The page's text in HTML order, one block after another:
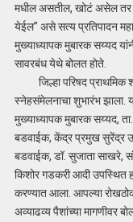
मधील असतील, खोटं असेल तर
येईल” असे सत्य प्रतिपादन
मुख्याध्यापक मुबारक सय्यद
सावरबंध येथे बोलत होते.
जिल्हा परिषद प्राथमिक
स्नेहसंमेलनाचा शुभारंभ झाला.
मुख्याध्यापक मुबारक सय्यद,
बडवाईक, केंद्र प्रमुख सुरेंद्र
बडवाईक, डॉ. सुजाता साखरे,
किशोर गडकरी आदी उपस्थित
करण्यात आला. आपल्या
अव्याढव्य पैशांच्या मागणीवर